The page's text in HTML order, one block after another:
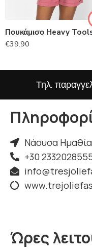
Πουκάμισο Heavy
€39.90
Τηλ.
Νάουσα
+30
Ώρες